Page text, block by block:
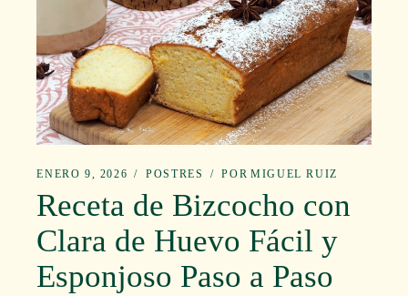
ENERO 9, 2026 POSTRES POR MIGUEL RUIZ
Receta de Bizcocho con
Clara de Huevo Fácil y
Esponjoso Paso a Paso